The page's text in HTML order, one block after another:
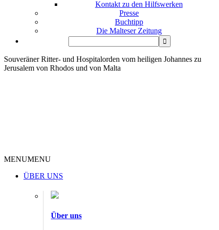
Kontakt zu den Hilfswerken
Presse
Buchtipp
Die Malteser Zeitung
Souveräner Ritter- und Hospitalorden vom heiligen Johannes zu
Jerusalem von Rhodos und von Malta
MENUMENU
ÜBER UNS
Über uns